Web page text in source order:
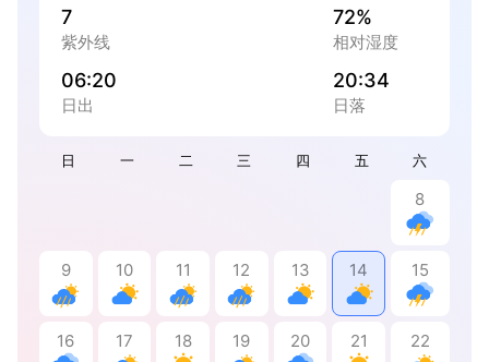
日 一 二 三 四 五 六
8
9 10 11 12 13 14 15
16 17 18 19 20 21 22
7
紫外线
72%
相对湿度
06:20
日出
20:34
日落